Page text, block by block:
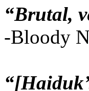
“Brutal,
-Bloody